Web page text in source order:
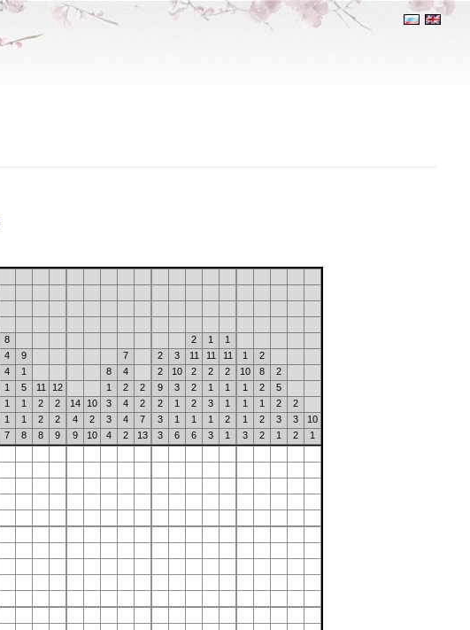
8 2 1
1
4 9 7 2 3 11 11 11 1
2
4 1 8 4 2 10 2 2 2 10 8
2
1 5 11 12 1 2 2 9 3 2 1 1 1 2
5
1 1 2 2 14 10 3 4 2 2 1 2 3 1 1 1 2
2
1 1 2 2 4 2 3 4 7 3 1 1 1 2 1 2 3 3
10
7 8 8 9 9 10 4 2 13 3 6 6 3 1 3 2 1 2
1